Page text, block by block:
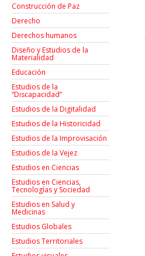
Construcción de Paz
Derecho
Derechos humanos
Diseño y Estudios de la
Materialidad
Educación
Estudios de la
“Discapacidad”
Estudios de la Digitalidad
Estudios de la Historicidad
Estudios de la Improvisación
Estudios de la Vejez
Estudios en Ciencias
Estudios en Ciencias,
Tecnologías y Sociedad
Estudios en Salud y
Medicinas
Estudios Globales
Estudios Territoriales